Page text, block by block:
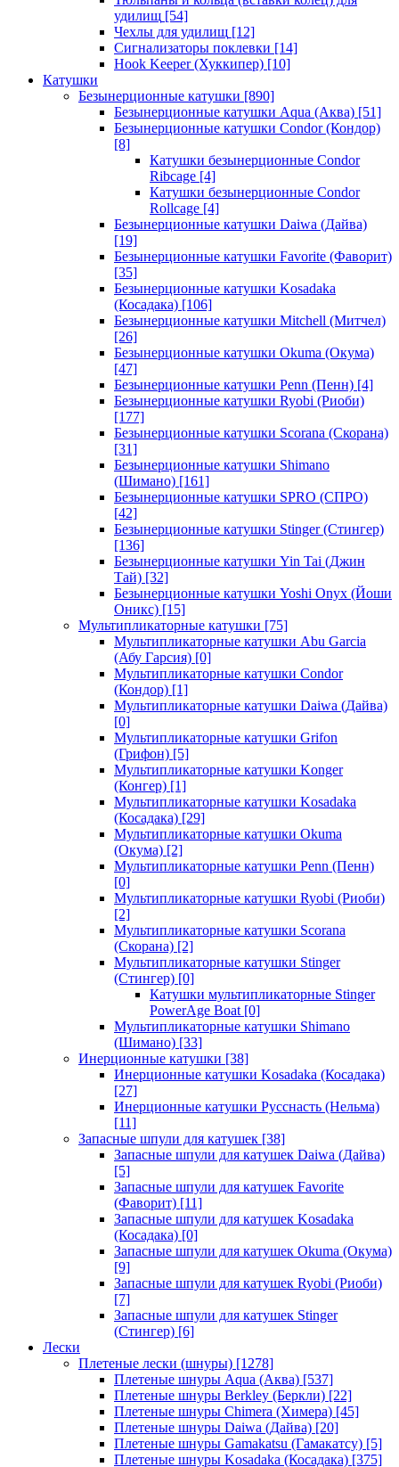
удилищ [54]
Чехлы для удилищ [12]
Сигнализаторы поклевки [14]
Hook Keeper (Хуккипер) [10]
Катушки
Безынерционные катушки [890]
Безынерционные катушки Aqua (Аква) [51]
Безынерционные катушки Condor (Кондор)
[8]
Катушки безынерционные Condor
Ribcage [4]
Катушки безынерционные Condor
Rollcage [4]
Безынерционные катушки Daiwa (Дайва)
[19]
Безынерционные катушки Favorite (Фаворит)
[35]
Безынерционные катушки Kosadaka
(Косадака) [106]
Безынерционные катушки Mitchell (Митчел)
[26]
Безынерционные катушки Okuma (Окума)
[47]
Безынерционные катушки Penn (Пенн) [4]
Безынерционные катушки Ryobi (Риоби)
[177]
Безынерционные катушки Scorana (Скорана)
[31]
Безынерционные катушки Shimano
(Шимано) [161]
Безынерционные катушки SPRO (СПРО)
[42]
Безынерционные катушки Stinger (Стингер)
[136]
Безынерционные катушки Yin Tai (Джин
Тай) [32]
Безынерционные катушки Yoshi Onyx (Йоши
Оникс) [15]
Мультипликаторные катушки [75]
Мультипликаторные катушки Abu Garcia
(Абу Гарсия) [0]
Мультипликаторные катушки Condor
(Кондор) [1]
Мультипликаторные катушки Daiwa (Дайва)
[0]
Мультипликаторные катушки Grifon
(Грифон) [5]
Мультипликаторные катушки Konger
(Конгер) [1]
Мультипликаторные катушки Kosadaka
(Косадака) [29]
Мультипликаторные катушки Okuma
(Окума) [2]
Мультипликаторные катушки Penn (Пенн)
[0]
Мультипликаторные катушки Ryobi (Риоби)
[2]
Мультипликаторные катушки Scorana
(Скорана) [2]
Мультипликаторные катушки Stinger
(Стингер) [0]
Катушки мультипликаторные Stinger
PowerAge Boat [0]
Мультипликаторные катушки Shimano
(Шимано) [33]
Инерционные катушки [38]
Инерционные катушки Kosadaka (Косадака)
[27]
Инерционные катушки Русснасть (Нельма)
[11]
Запасные шпули для катушек [38]
Запасные шпули для катушек Daiwa (Дайва)
[5]
Запасные шпули для катушек Favorite
(Фаворит) [11]
Запасные шпули для катушек Kosadaka
(Косадака) [0]
Запасные шпули для катушек Okuma (Окума)
[9]
Запасные шпули для катушек Ryobi (Риоби)
[7]
Запасные шпули для катушек Stinger
(Стингер) [6]
Лески
Плетеные лески (шнуры) [1278]
Плетеные шнуры Aqua (Аква) [537]
Плетеные шнуры Berkley (Беркли) [22]
Плетеные шнуры Chimera (Химера) [45]
Плетеные шнуры Daiwa (Дайва) [20]
Плетеные шнуры Gamakatsu (Гамакатсу) [5]
Плетеные шнуры Kosadaka (Косадака) [375]